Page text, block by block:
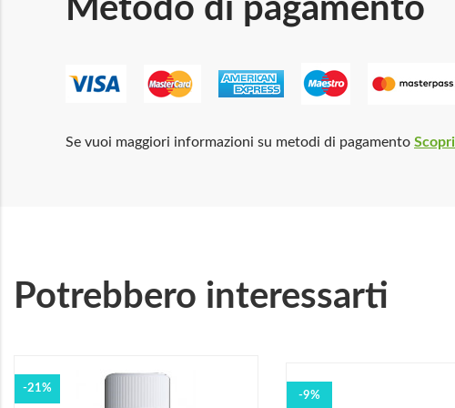
Metodo di pagamento
Se vuoi maggiori informazioni su metodi di pagamento
Potrebbero interessarti
-21%
-9%